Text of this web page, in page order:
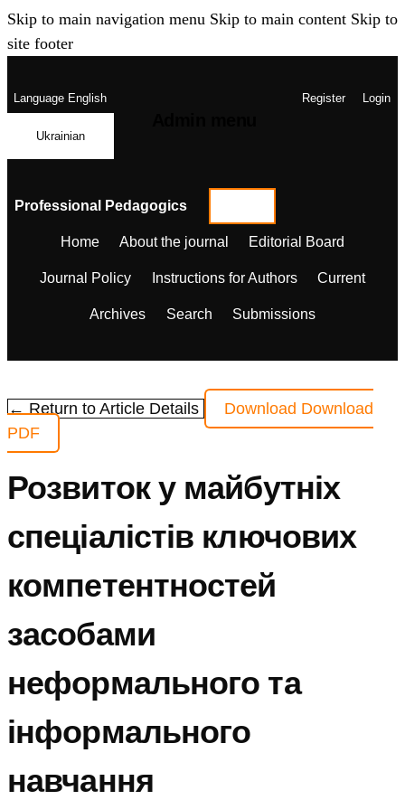
Skip to main navigation menu Skip to main content Skip to
site footer
LanguageEnglish
Ukrainian
Register Login
Professional Pedagogics
Home About the journal Editorial Board
Journal Policy Instructions for Authors Current
Archives Search Submissions
← Return to Article Details Download Download
PDF
Розвиток у майбутніх
спеціалістів ключових
компетентностей
засобами
неформального та
інформального
навчання